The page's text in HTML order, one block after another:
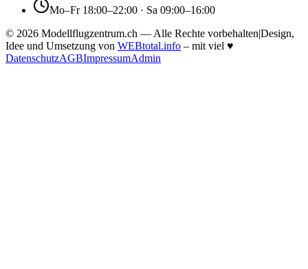
Mo–Fr 18:00–22:00 · Sa 09:00–16:00
© 2026 Modellflugzentrum.ch — Alle Rechte vorbehalten|Design,
Idee und Umsetzung von WEBtotal.info – mit viel ♥
DatenschutzAGBImpressumAdmin